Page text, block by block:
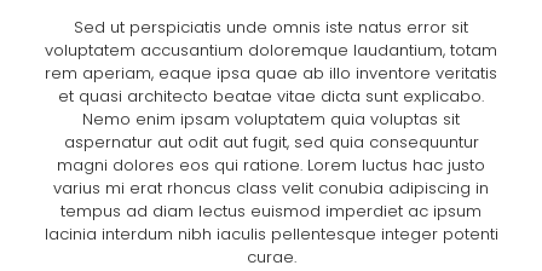
Sed ut perspiciatis unde omnis iste natus error sit
voluptatem accusantium doloremque laudantium, totam
rem aperiam, eaque ipsa quae ab illo inventore veritatis
et quasi architecto beatae vitae dicta sunt explicabo.
Nemo enim ipsam voluptatem quia voluptas sit
aspernatur aut odit aut fugit, sed quia consequuntur
magni dolores eos qui ratione. Lorem luctus hac justo
varius mi erat rhoncus class velit conubia adipiscing in
tempus ad diam lectus euismod imperdiet ac ipsum
lacinia interdum nibh iaculis pellentesque integer potenti
curae.